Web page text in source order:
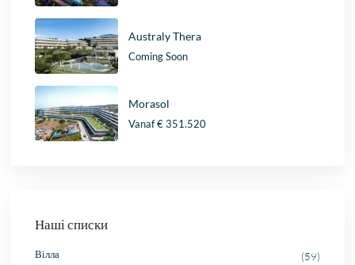
Australy Thera
Coming Soon
Morasol
Vanaf€ 351.520
Наші списки
Вілла (59)